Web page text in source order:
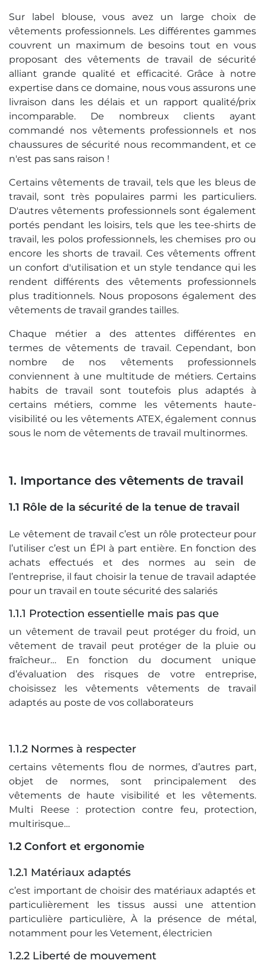
Sur label blouse, vous avez un large choix de
vêtements professionnels. Les différentes gammes
couvrent un maximum de besoins tout en vous
proposant des vêtements de travail de sécurité
alliant grande qualité et efficacité. Grâce à notre
expertise dans ce domaine, nous vous assurons une
livraison dans les délais et un rapport qualité/prix
incomparable. De nombreux clients ayant
commandé nos vêtements professionnels et nos
chaussures de sécurité nous recommandent, et ce
n'est pas sans raison !
Certains vêtements de travail, tels que les bleus de
travail, sont très populaires parmi les particuliers.
D'autres vêtements professionnels sont également
portés pendant les loisirs, tels que les tee-shirts de
travail, les polos professionnels, les chemises pro ou
encore les shorts de travail. Ces vêtements offrent
un confort d'utilisation et un style tendance qui les
rendent différents des vêtements professionnels
plus traditionnels. Nous proposons également des
vêtements de travail grandes tailles.
Chaque métier a des attentes différentes en
termes de vêtements de travail. Cependant, bon
nombre de nos vêtements professionnels
conviennent à une multitude de métiers. Certains
habits de travail sont toutefois plus adaptés à
certains métiers, comme les vêtements haute-
visibilité ou les vêtements ATEX, également connus
sous le nom de vêtements de travail multinormes.
1. Importance des vêtements de travail
1.1 Rôle de la sécurité de la tenue de travail
Le vêtement de travail c’est un rôle protecteur pour
l’utiliser c’est un ÉPI à part entière. En fonction des
achats effectués et des normes au sein de
l’entreprise, il faut choisir la tenue de travail adaptée
pour un travail en toute sécurité des salariés
1.1.1 Protection essentielle mais pas que
un vêtement de travail peut protéger du froid, un
vêtement de travail peut protéger de la pluie ou
fraîcheur… En fonction du document unique
d’évaluation des risques de votre entreprise,
choisissez les vêtements vêtements de travail
adaptés au poste de vos collaborateurs
1.1.2 Normes à respecter
certains vêtements flou de normes, d’autres part,
objet de normes, sont principalement des
vêtements de haute visibilité et les vêtements.
Multi Reese : protection contre feu, protection,
multirisque…
1.2 Confort et ergonomie
1.2.1 Matériaux adaptés
c’est important de choisir des matériaux adaptés et
particulièrement les tissus aussi une attention
particulière particulière, À la présence de métal,
notamment pour les Vetement, électricien
1.2.2 Liberté de mouvement